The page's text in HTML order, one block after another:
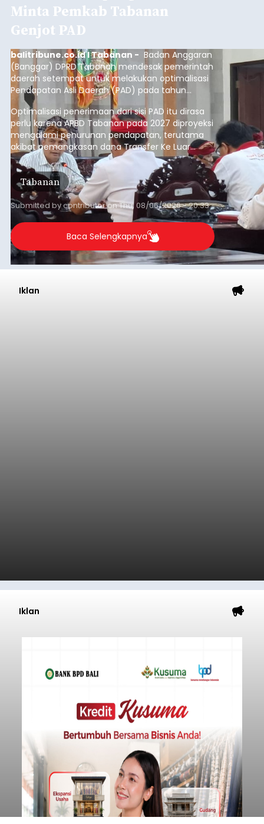
Minta Pemkab Tabanan
Genjot PAD
balitribune.co.id I Tabanan - Badan Anggaran
(Banggar) DPRD Tabanan mendesak pemerintah
daerah setempat untuk melakukan optimalisasi
Pendapatan Asli Daerah (PAD) pada tahun
anggaran 2027.
Optimalisasi penerimaan dari sisi PAD itu dirasa
perlu karena APBD Tabanan pada 2027 diproyeksi
mengalami penurunan pendapatan, terutama
akibat pemangkasan dana Transfer Ke Luar
Daerah (TKD) dari pemerintah pusat.
Tabanan
Submitted bycontributoronThu, 08/06/2026 - 20:33
Baca Selengkapnya
Iklan
Iklan